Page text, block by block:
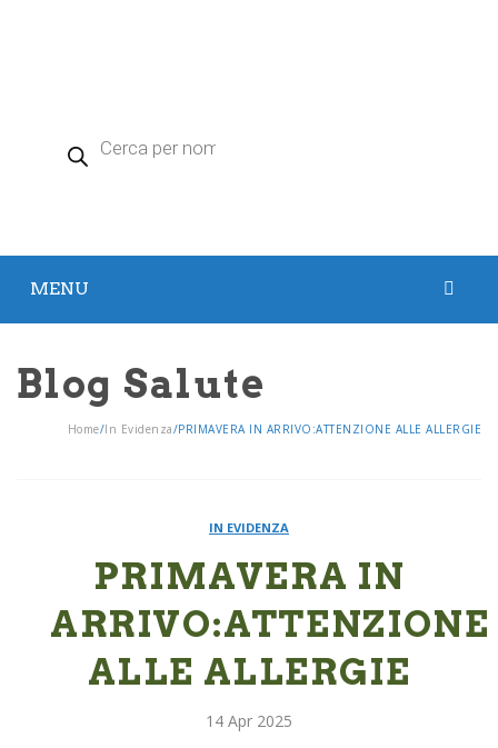
MENU
PRODOTTI
Benessere
Rimedi Naturali
Cosmesi
Blog Salute
Home/In Evidenza/PRIMAVERA IN ARRIVO:ATTENZIONE ALLE ALLERGIE
IN EVIDENZA
PRIMAVERA IN
ARRIVO:ATTENZIONE
ALLE ALLERGIE
14 Apr 2025